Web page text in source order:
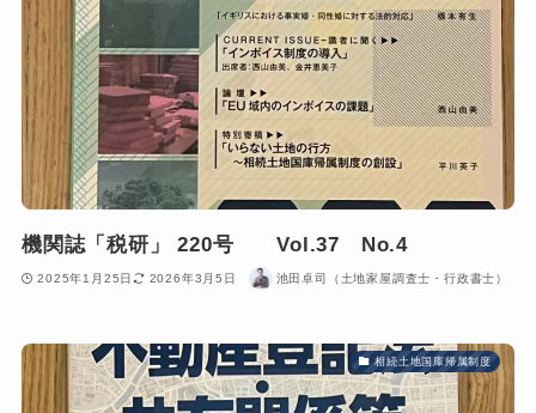
機関誌「税研」 220号 Vol.37 No.4
2025年1月25日 2026年3月5日 池田卓司（土地家屋調査士・行政書士）
相続土地国庫帰属制度